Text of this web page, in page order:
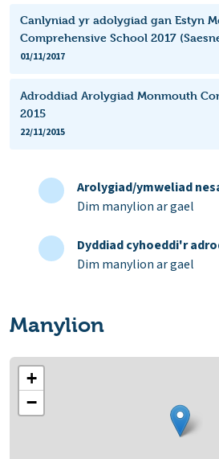
Canlyniad yr adolygiad gan Estyn
Comprehensive School 2017
01/11/2017
Adroddiad Arolygiad Monmouth
2015
22/11/2015
Arolygiad/ymweliad
Dim manylion ar gael
Dyddiad cyhoeddi'r
Dim manylion ar gael
Manylion
+
−